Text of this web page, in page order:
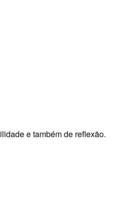
e também de reflexão.